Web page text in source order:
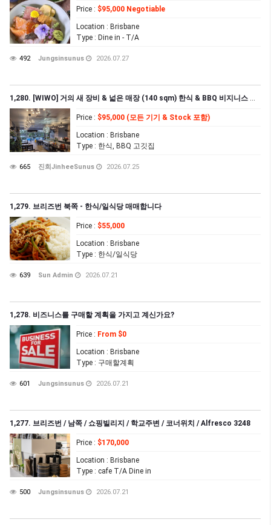
Price : $95,000 Negotiable
Location : Brisbane
Type : Dine in - T/A
492 Jungsinsunus 2026.07.27
1,280. [WIWO] 거의 새 장비 & 넓은 매장 (140 sqm) 한식 & BBQ 비지니스 급매
Price : $95,000 (모든 기기 & Stock 포함)
Location : Brisbane
Type : 한식, BBQ 고깃집
665 진희JinheeSunus 2026.07.25
1,279. 브리즈번 북쪽 - 한식/일식당 매매합니다
Price : $55,000
Location : Brisbane
Type : 한식/일식당
639 Sun Admin 2026.07.21
1,278. 비즈니스를 구매할 계획을 가지고 계신가요?
Price : From $0
Location : Brisbane
Type : 구매할계획
601 Jungsinsunus 2026.07.21
1,277. 브리즈번 / 남쪽 / 쇼핑빌리지 / 학교주변 / 코너위치 / Alfresco 3248
Price : $170,000
Location : Brisbane
Type : cafe T/A Dine in
500 Jungsinsunus 2026.07.21